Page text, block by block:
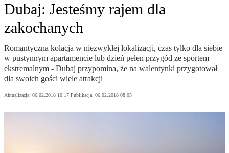
Dubaj: Jesteśmy rajem dla
zakochanych
Romantyczna kolacja w niezwykłej lokalizacji, czas tylko dla siebie
w pustynnym apartamencie lub dzień pełen przygód ze sportem
ekstremalnym - Dubaj przypomina, że na walentynki przygotował
dla swoich gości wiele atrakcji
Aktualizacja: 06.02.2018 10:17 Publikacja: 06.02.2018 08:05